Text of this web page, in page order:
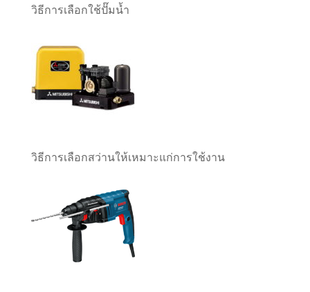
วิธีการเลือกใช้ปั๊มน้ำ
วิธีการเลือกสว่านให้เหมาะแก่การใช้งาน